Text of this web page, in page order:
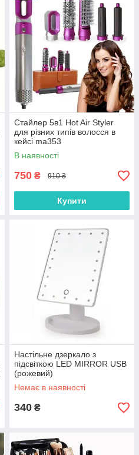
Стайлер 5в1 Hot Air Styler
для різних типів волосся в
кейсі ma353
В наявності
750 ₴ 910 ₴
Купити
Настільне дзеркало з
підсвіткою LED MIRROR USB
(рожевий)
Немає в наявності
340 ₴